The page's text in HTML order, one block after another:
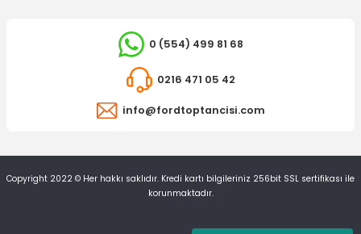
Arka Silecek Süpürgesi Connect Tek Kapı
0 (554) 499 81 68
0216 471 05 42
info@fordtoptancisi.com
Copyright 2022 © Her hakkı saklıdır. Kredi kartı bilgileriniz 256bit SSL sertifikası ile
korunmaktadır.